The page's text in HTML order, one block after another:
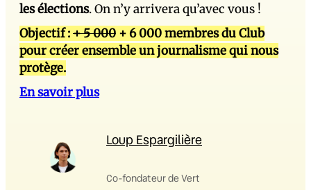
les élections. On n’y arrivera qu’avec vous !
Objectif :+ 5 000 + 6 000 membres du Club
pour créer ensemble un journalisme qui nous
protège.
En savoir plus
Loup Espargilière
Co-fondateur de Vert